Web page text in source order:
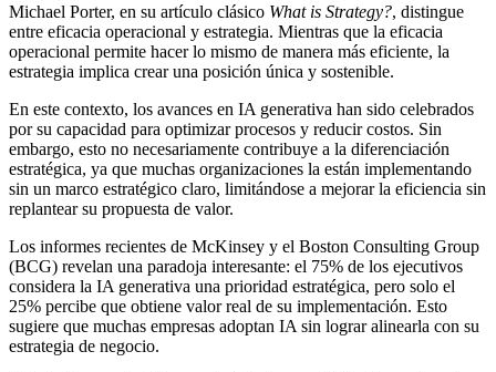
Michael Porter, en su artículo clásico What is Strategy?, distingue
entre eficacia operacional y estrategia. Mientras que la eficacia
operacional permite hacer lo mismo de manera más eficiente, la
estrategia implica crear una posición única y sostenible.
En este contexto, los avances en IA generativa han sido celebrados
por su capacidad para optimizar procesos y reducir costos. Sin
embargo, esto no necesariamente contribuye a la diferenciación
estratégica, ya que muchas organizaciones la están implementando
sin un marco estratégico claro, limitándose a mejorar la eficiencia sin
replantear su propuesta de valor.
Los informes recientes de McKinsey y el Boston Consulting Group
(BCG) revelan una paradoja interesante: el 75% de los ejecutivos
considera la IA generativa una prioridad estratégica, pero solo el
25% percibe que obtiene valor real de su implementación. Esto
sugiere que muchas empresas adoptan IA sin lograr alinearla con su
estrategia de negocio.